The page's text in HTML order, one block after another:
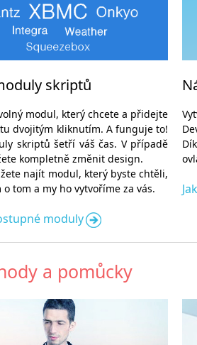
skriptů
modul, který chcete a přidejte
dvojitým kliknutím. A funguje to!
skriptů šetří váš čas. V případě
kompletně změnit design.
najít modul, který byste chtěli,
tom a my ho vytvoříme za vás.
moduly
a pomůcky